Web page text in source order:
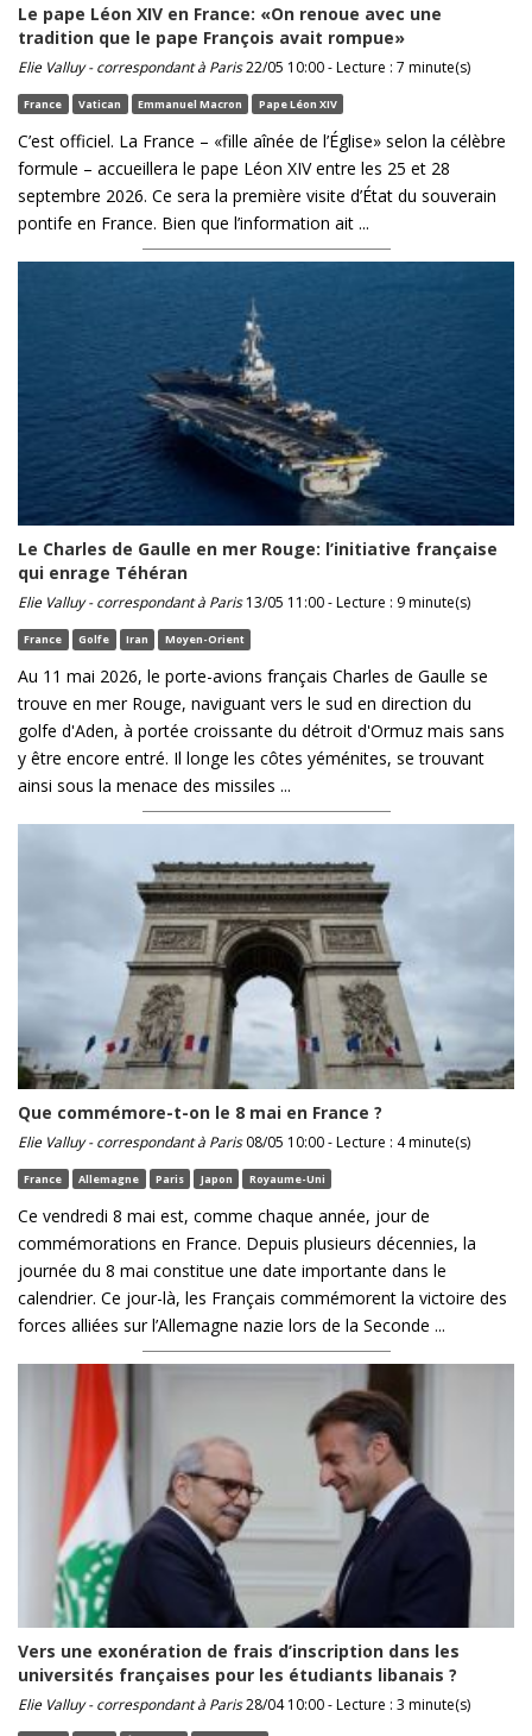
Le pape Léon XIV en France: «On renoue avec une
tradition que le pape François avait rompue»
Elie Valluy - correspondant à Paris22/05 10:00 - Lecture : 7 minute(s)
France Vatican Emmanuel Macron Pape Léon XIV
C’est officiel. La France – «fille aînée de l’Église» selon la célèbre
formule – accueillera le pape Léon XIV entre les 25 et 28
septembre 2026. Ce sera la première visite d’État du souverain
pontife en France. Bien que l’information ait ...
Le Charles de Gaulle en mer Rouge: l’initiative française
qui enrage Téhéran
Elie Valluy - correspondant à Paris13/05 11:00 - Lecture : 9 minute(s)
France Golfe Iran Moyen-Orient
Au 11 mai 2026, le porte-avions français Charles de Gaulle se
trouve en mer Rouge, naviguant vers le sud en direction du
golfe d'Aden, à portée croissante du détroit d'Ormuz mais sans
y être encore entré. Il longe les côtes yéménites, se trouvant
ainsi sous la menace des missiles ...
Que commémore-t-on le 8 mai en France ?
Elie Valluy - correspondant à Paris08/05 10:00 - Lecture : 4 minute(s)
France Allemagne Paris Japon Royaume-Uni
Ce vendredi 8 mai est, comme chaque année, jour de
commémorations en France. Depuis plusieurs décennies, la
journée du 8 mai constitue une date importante dans le
calendrier. Ce jour-là, les Français commémorent la victoire des
forces alliées sur l’Allemagne nazie lors de la Seconde ...
Vers une exonération de frais d’inscription dans les
universités françaises pour les étudiants libanais ?
Elie Valluy - correspondant à Paris28/04 10:00 - Lecture : 3 minute(s)